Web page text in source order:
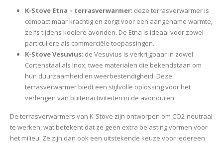
K-Stove Etna – terrasverwarmer: deze terrasverwarmer is
compact maar krachtig en zorgt voor een aangename warmte,
zelfs tijdens koelere avonden. De Etna is ideaal voor zowel
particuliere als commerciële toepassingen.
K-Stove Vesuvius: de Vesuvius is verkrijgbaar in zowel
Cortenstaal als Inox, twee materialen die bekendstaan om
hun duurzaamheid en weerbestendigheid. Deze
terrasverwarmer biedt een stijlvolle oplossing voor het
verlengen van buitenactiviteiten in de avonduren.
De terrasverwarmers van K-Stove zijn ontworpen om CO2-neutraal
te werken, wat betekent dat ze geen extra belasting vormen voor
het milieu. Ze zijn dan ook een uitstekende keuze voor iedereen